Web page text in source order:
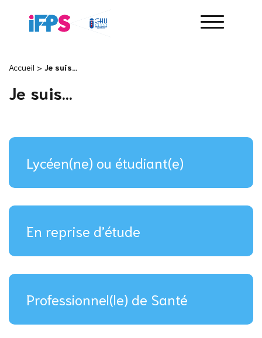
Accueil > Je suis…
Je suis…
Lycéen(ne) ou étudiant(e)
En reprise d’étude
Professionnel(le) de Santé